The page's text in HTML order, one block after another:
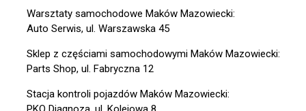
Warsztaty samochodowe Maków Mazowiecki:
Auto Serwis, ul. Warszawska 45
Sklep z częściami samochodowymi Maków Mazowiecki:
Parts Shop, ul. Fabryczna 12
Stacja kontroli pojazdów Maków Mazowiecki: